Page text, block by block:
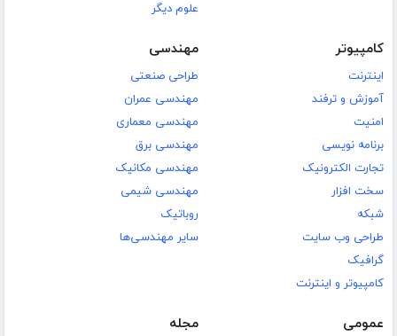
علوم دیگر
کامپیوتر
اینترنت
آموزش و ترفند
امنیت
برنامه نویسی
تجارت الکترونیک
سخت افزار
شبکه
طراحی وب سایت
گرافیک
کامپیوتر و اینترنت
مهندسی
طراحی صنعتی
مهندسی عمران
مهندسی معماری
مهندسی برق
مهندسی مکانیک
مهندسی شیمی
روباتیک
سایر مهندسی‌ها
عمومی مجله